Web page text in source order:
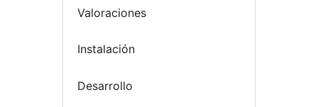
Valoraciones
Instalación
Desarrollo